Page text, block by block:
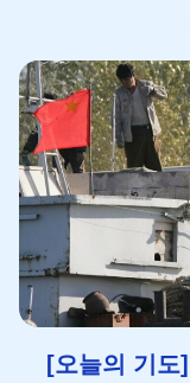
[오늘의 기도